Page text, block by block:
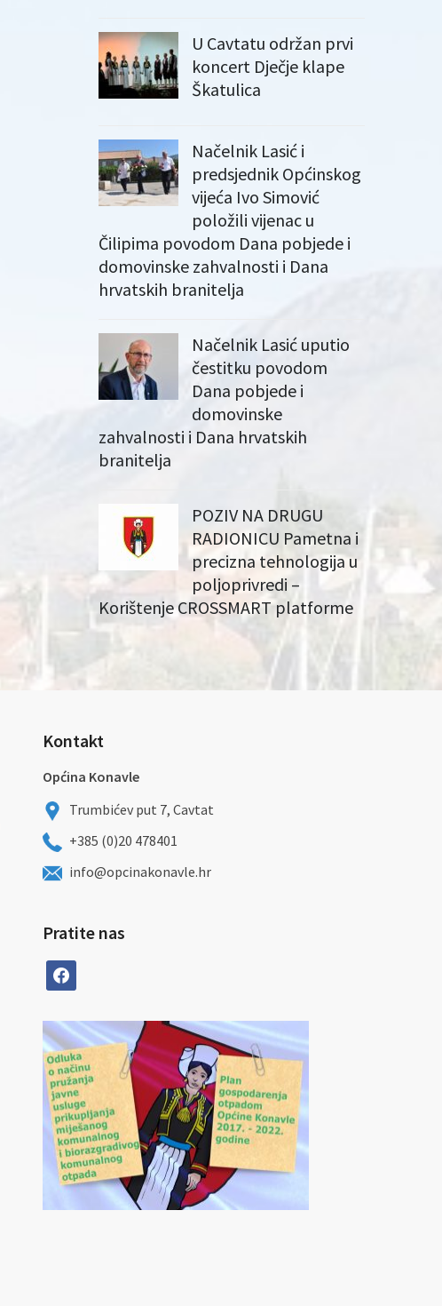
U Cavtatu održan prvi
koncert Dječje klape
Škatulica
Načelnik Lasić i
predsjednik Općinskog
vijeća Ivo Simović
položili vijenac u
Čilipima povodom Dana pobjede i
domovinske zahvalnosti i Dana
hrvatskih branitelja
Načelnik Lasić uputio
čestitku povodom
Dana pobjede i
domovinske
zahvalnosti i Dana hrvatskih
branitelja
POZIV NA DRUGU
RADIONICU Pametna i
precizna tehnologija u
poljoprivredi –
Korištenje CROSSMART platforme
Kontakt
Općina Konavle
Trumbićev put 7, Cavtat
+385 (0)20 478401
info@opcinakonavle.hr
Pratite nas
facebook